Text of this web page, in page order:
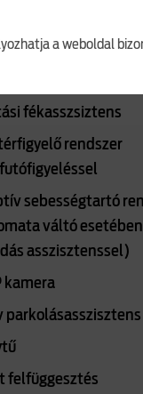
fékasszsiztens
rendszer
sebességtartó
váltó
asszisztenssel)
kamera
parkolásasszisztens
felfüggesztés
a weboldal